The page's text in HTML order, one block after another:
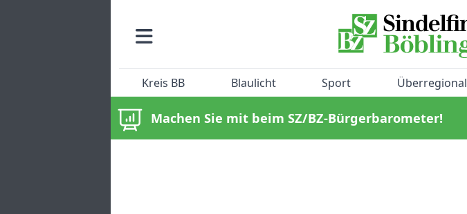
Kreis BB Blaulicht Sport Überregional
Machen Sie mit beim SZ/BZ-Bürgerbarometer!